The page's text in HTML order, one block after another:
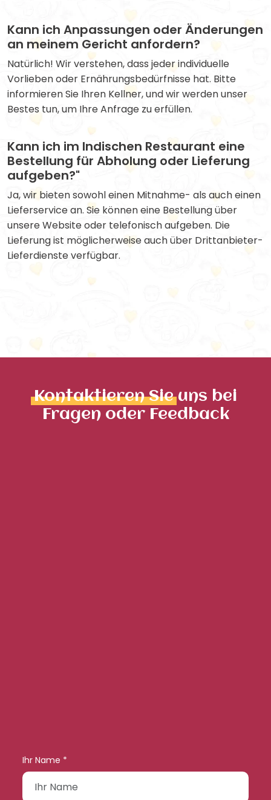
Kann ich Anpassungen oder Änderungen
an meinem Gericht anfordern?
Natürlich! Wir verstehen, dass jeder individuelle
Vorlieben oder Ernährungsbedürfnisse hat. Bitte
informieren Sie Ihren Kellner, und wir werden unser
Bestes tun, um Ihre Anfrage zu erfüllen.
Kann ich im Indischen Restaurant eine
Bestellung für Abholung oder Lieferung
aufgeben?"
Ja, wir bieten sowohl einen Mitnahme- als auch einen
Lieferservice an. Sie können eine Bestellung über
unsere Website oder telefonisch aufgeben. Die
Lieferung ist möglicherweise auch über Drittanbieter-
Lieferdienste verfügbar.
Kontaktieren Sieuns bei
Fragen oder Feedback
Ihr Name *